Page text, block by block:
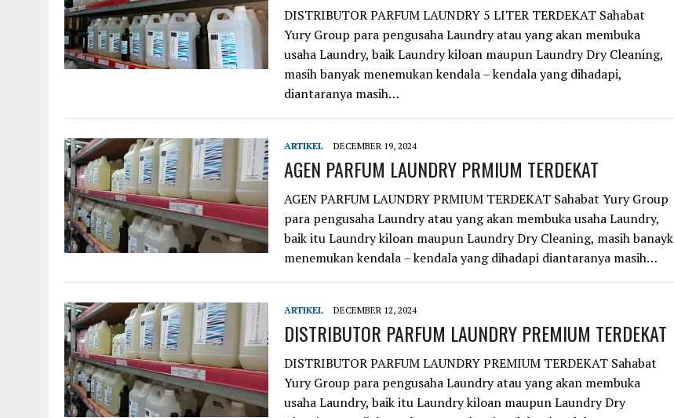
DISTRIBUTOR PARFUM LAUNDRY 5 LITER TERDEKAT Sahabat
Yury Group para pengusaha Laundry atau yang akan membuka
usaha Laundry, baik Laundry kiloan maupun Laundry Dry Cleaning,
masih banyak menemukan kendala – kendala yang dihadapi,
diantaranya masih…
ARTIKEL DECEMBER 19, 2024
AGEN PARFUM LAUNDRY PRMIUM TERDEKAT
AGEN PARFUM LAUNDRY PRMIUM TERDEKAT Sahabat Yury Group
para pengusaha Laundry atau yang akan membuka usaha Laundry,
baik itu Laundry kiloan maupun Laundry Dry Cleaning, masih banayk
menemukan kendala – kendala yang dihadapi diantaranya masih…
ARTIKEL DECEMBER 12, 2024
DISTRIBUTOR PARFUM LAUNDRY PREMIUM TERDEKAT
DISTRIBUTOR PARFUM LAUNDRY PREMIUM TERDEKAT Sahabat
Yury Group para pengusaha Laundry atau yang akan membuka
usaha Laundry, baik itu Laundry kiloan maupun Laundry Dry